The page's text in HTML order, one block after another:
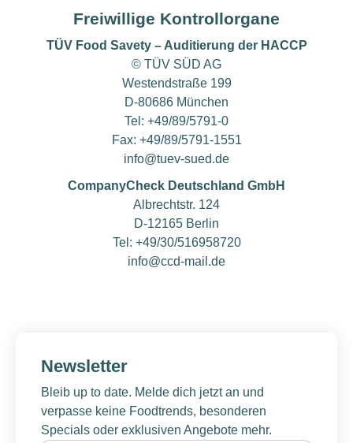
Freiwillige Kontrollorgane
TÜV Food Savety – Auditierung der HACCP
© TÜV SÜD AG
Westendstraße 199
D-80686 München
Tel: +49/89/5791-0
Fax: +49/89/5791-1551
info@tuev-sued.de
CompanyCheck Deutschland GmbH
Albrechtstr. 124
D-12165 Berlin
Tel: +49/30/516958720
info@ccd-mail.de
Newsletter
Bleib up to date. Melde dich jetzt an und
verpasse keine Foodtrends, besonderen
Specials oder exklusiven Angebote mehr.